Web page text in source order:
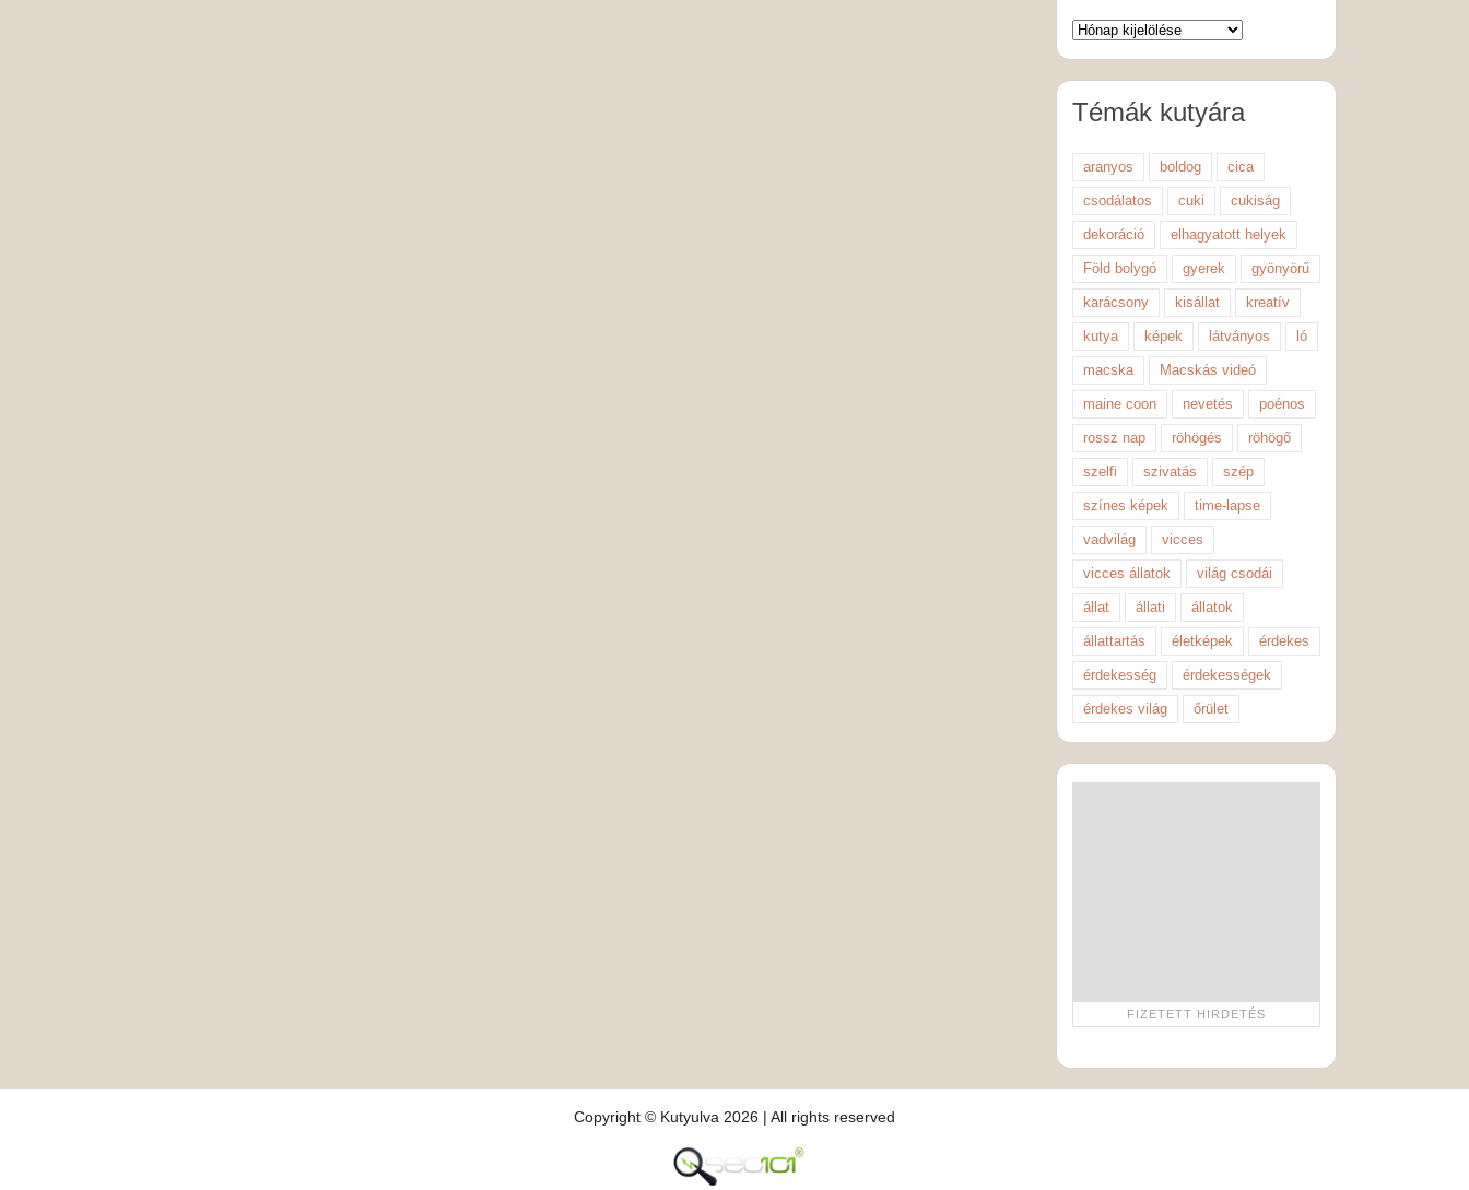
Témák kutyára
aranyos boldog cica
csodálatos cuki cukiság
dekoráció elhagyatott helyek
Föld bolygó gyerek gyönyörű
karácsony kisállat kreatív
kutya képek látványos ló
macska Macskás videó
maine coon nevetés poénos
rossz nap röhögés röhögő
szelfi szivatás szép
színes képek time-lapse
vadvilág vicces
vicces állatok világ csodái
állat állati állatok
állattartás életképek érdekes
érdekesség érdekességek
érdekes világ őrület
Copyright © Kutyulva 2026 | All rights reserved